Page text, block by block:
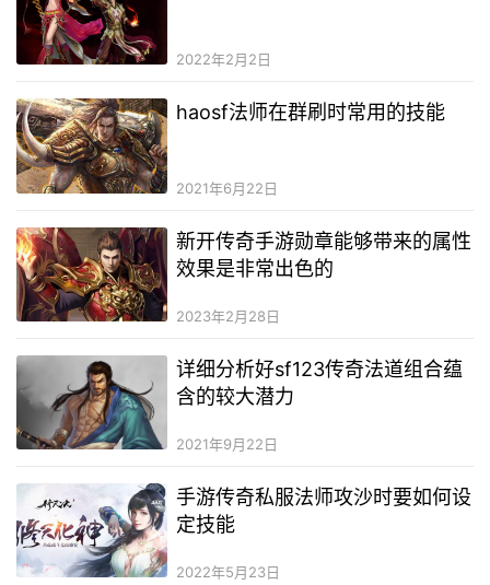
2022年2月2日
haosf法师在群刷时常用的技能
2021年6月22日
新开传奇手游勋章能够带来的属性
效果是非常出色的
2023年2月28日
详细分析好sf123传奇法道组合蕴
含的较大潜力
2021年9月22日
手游传奇私服法师攻沙时要如何设
定技能
2022年5月23日